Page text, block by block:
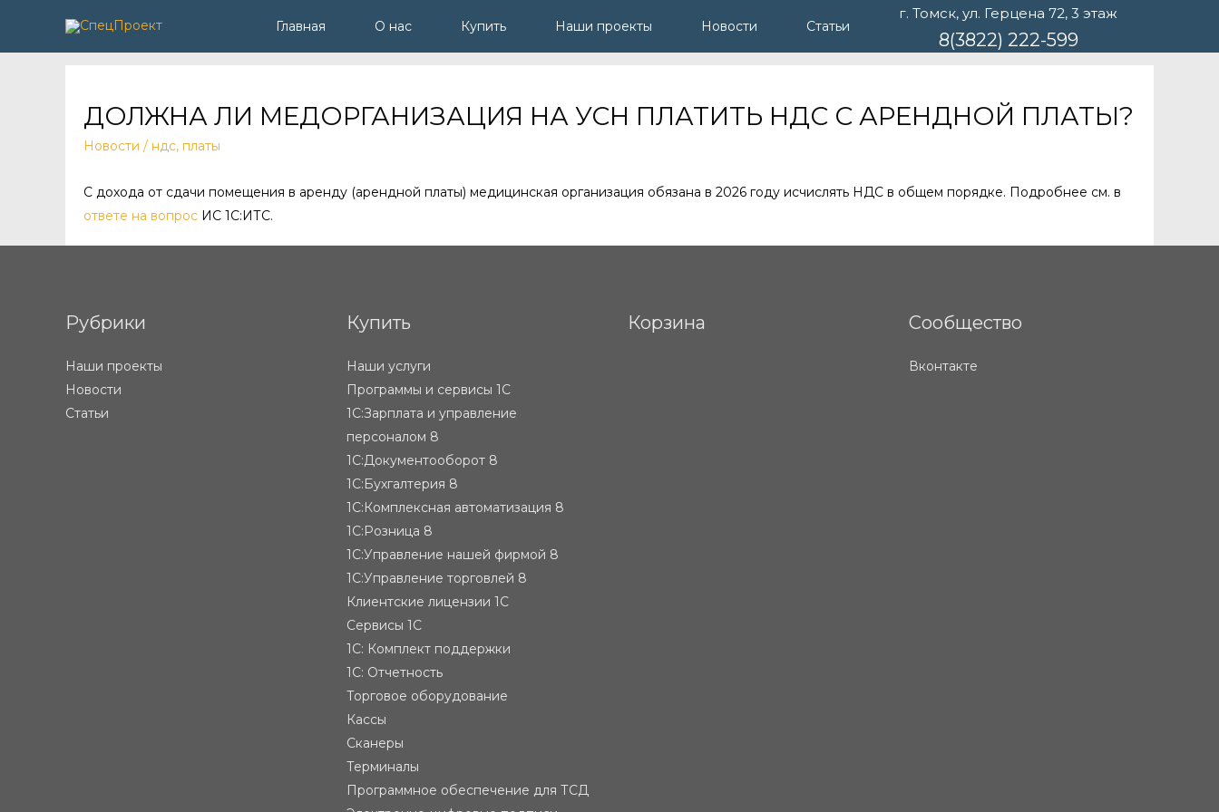
Главная О нас Купить Наши проекты Новости Статьи
г. Томск, ул. Герцена 72, 3 этаж
8(3822) 222-599
ДОЛЖНА ЛИ МЕДОРГАНИЗАЦИЯ НА УСН ПЛАТИТЬ НДС С АРЕНДНОЙ ПЛАТЫ?
Новости / ндс, платы
С дохода от сдачи помещения в аренду (арендной платы) медицинская организация обязана в 2026 году исчислять НДС в общем порядке. Подробнее см. в
ответе на вопрос ИС 1С:ИТС.
Рубрики
Наши проекты
Новости
Статьи
Купить
Наши услуги
Программы и сервисы 1С
1С:Зарплата и управление
персоналом 8
1С:Документооборот 8
1С:Бухгалтерия 8
1С:Комплексная автоматизация 8
1С:Розница 8
1С:Управление нашей фирмой 8
1С:Управление торговлей 8
Клиентские лицензии 1С
Сервисы 1С
1С: Комплект поддержки
1С: Отчетность
Торговое оборудование
Кассы
Сканеры
Терминалы
Программное обеспечение для ТСД
Корзина Сообщество
Вконтакте